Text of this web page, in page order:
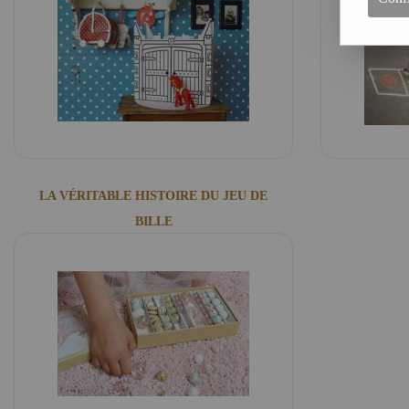
LA VÉRITABLE HISTOIRE DU JEU DE
BILLE